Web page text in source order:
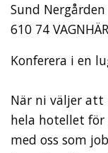
Sund Nergården
610 74
Konferera i en
När ni väljer att
hela hotellet för
med oss som